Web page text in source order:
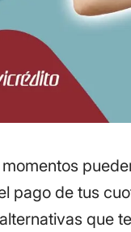
pago de tus
que